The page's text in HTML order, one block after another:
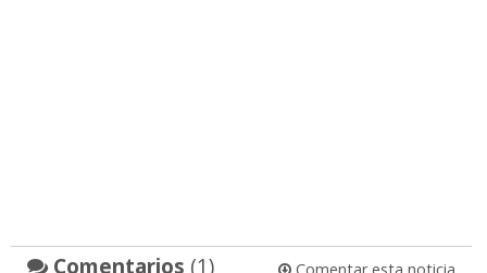
Comentarios (1)